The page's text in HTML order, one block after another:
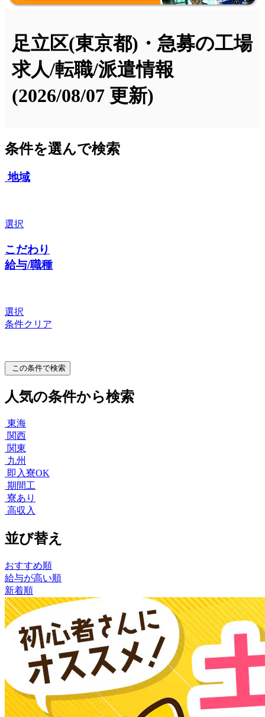
足立区(東京都)・急募の工場
求人/転職/派遣情報
(2026/08/07 更新)
条件を選んで検索
地域
選択
こだわり
給与/職種
選択
条件クリア
この条件で検索
人気の条件から検索
東海
関西
関東
九州
即入寮OK
期間工
寮あり
高収入
並び替え
おすすめ順
給与が高い順
新着順